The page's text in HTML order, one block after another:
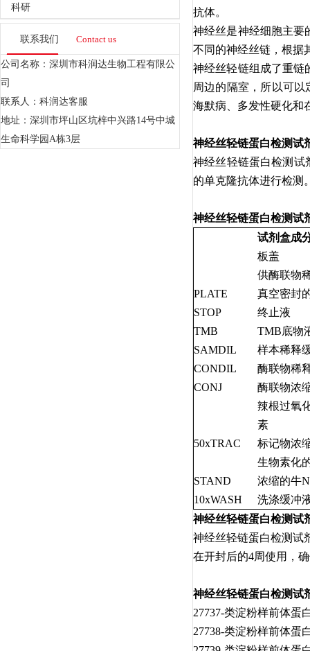
科研
联系我们 Contact us
公司名称：深圳市科润达生物工程有限公
司
联系人：科润达客服
地址：深圳市坪山区坑梓中兴路14号中城
生命科学园A栋3层
抗体。
神经丝是神经细胞主要
不同的神经丝链，根据
神经丝轻链组成了重链
周边的隔室，所以可
海默病、多发性硬化和
神经丝轻链蛋白检测试
神经丝轻链蛋白检测试
的单克隆抗体进行检测
神经丝轻链蛋白检测试
试剂盒成
板盖
供酶联物
PLATE
真空密封
STOP
终止液
TMB
TMB底物
SAMDIL
样本稀释
CONDIL
酶联物稀
CONJ
酶联物浓
辣根过氧
素
50xTRAC
标记物浓
生物素化
STAND
浓缩的牛
10xWASH
洗涤缓冲
神经丝轻链蛋白检测试
神经丝轻链蛋白检测试
在开封后的4周使用，
神经丝轻链蛋白检测试
27737-类淀粉样前体蛋
27738-类淀粉样前体蛋